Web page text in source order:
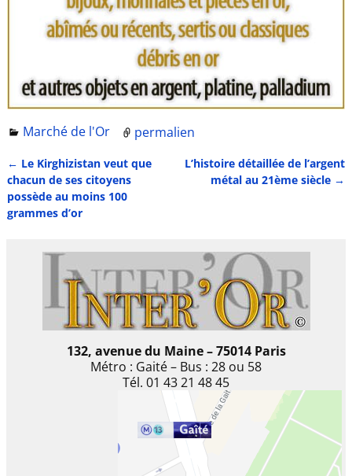
Marché de l'Or permalien
Navigation des articles
← Le Kirghizistan veut que
chacun de ses citoyens
possède au moins 100
grammes d’or
L’histoire détaillée de l’argent
métal au 21ème siècle →
132, avenue du Maine – 75014 Paris
Métro : Gaité – Bus : 28 ou 58
Tél. 01 43 21 48 45